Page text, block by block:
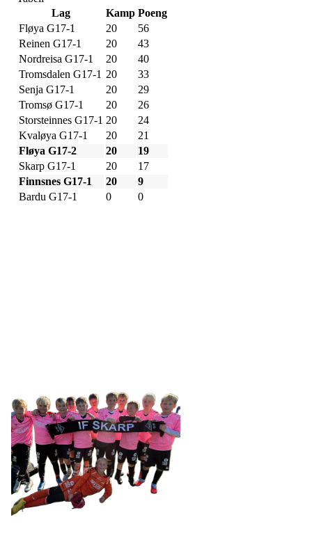
Lag
Kamp Poeng
Fløya G17-1
20
56
Reinen G17-1
20
43
Nordreisa G17-1
20
40
Tromsdalen G17-1 20
33
Senja G17-1
20
29
Tromsø G17-1
20
26
Storsteinnes G17-1 20
24
Kvaløya G17-1
20
21
Fløya G17-2
20
19
Skarp G17-1
20
17
Finnsnes G17-1
20
9
Bardu G17-1
0 0